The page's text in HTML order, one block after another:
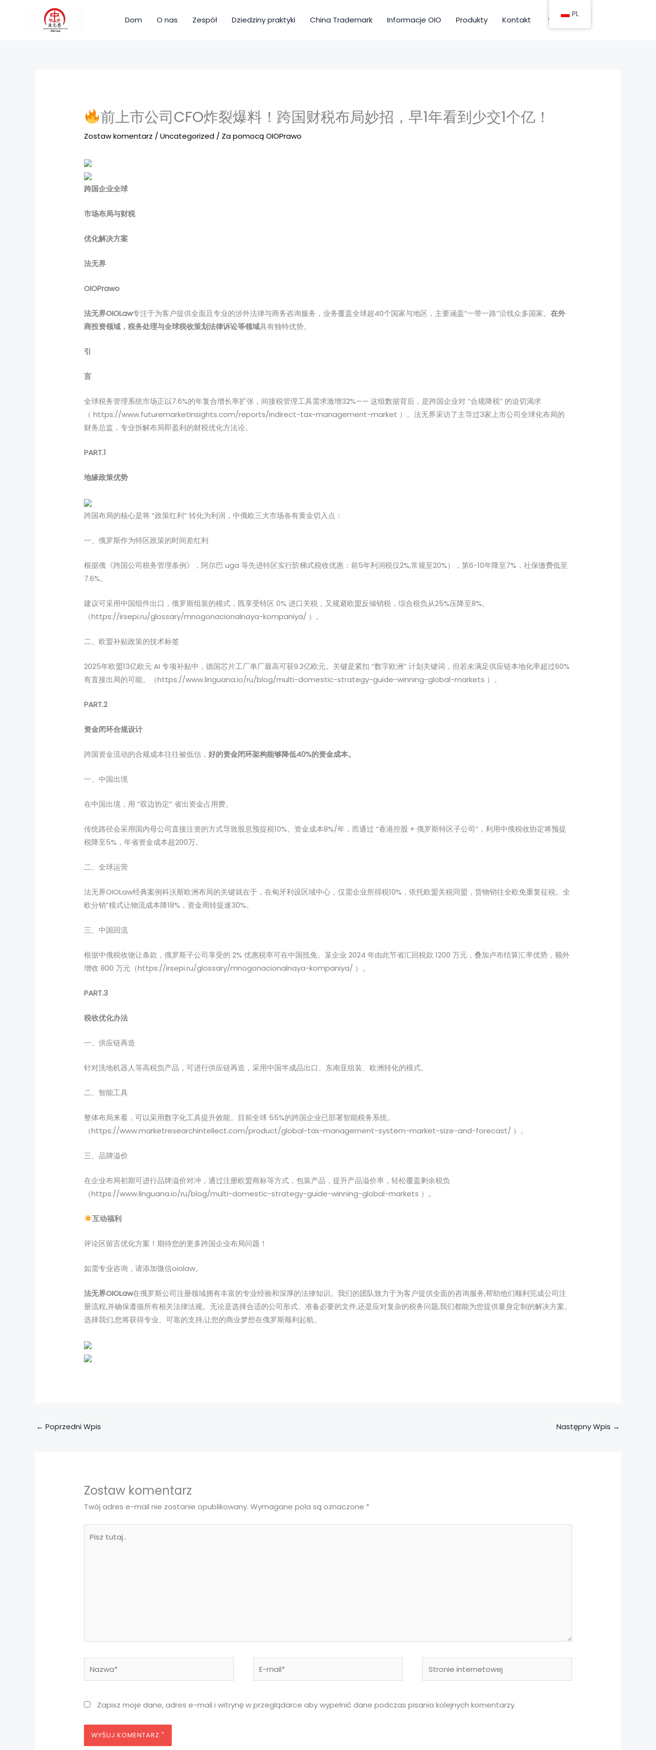
Dom O nas Zespół Dziedziny praktyki China Trademark Informacje OIO Produkty Kontakt
前上市公司CFO炸裂爆料！跨国财税布局妙招，早1年看到少交1个亿！
Zostaw komentarz /Uncategorized / Za pomocąOIOPrawo
跨国企业全球
市场布局与财税
优化解决方案
法无界
OIOPrawo
法无界OIOLaw专注于为客户提供全面且专业的涉外法律与商务咨询服务，业务覆盖全球超40个国家与地区，主要涵盖“一带一路”沿线众多国家。在外
商投资领域，税务处理与全球税收策划法律诉讼等领域具有独特优势。
引
言
全球税务管理系统市场正以7.6%的年复合增长率扩张，间接税管理工具需求激增32%—— 这组数据背后，是跨国企业对 “合规降税” 的迫切渴求
（ https://www.futuremarketinsights.com/reports/indirect-tax-management-market ）。法无界采访了主导过3家上市公司全球化布局的
财务总监，专业拆解布局即盈利的财税优化方法论。
PART.1
地缘政策优势
跨国布局的核心是将 “政策红利” 转化为利润，中俄欧三大市场各有黄金切入点：
一、俄罗斯作为特区政策的时间差红利
根据俄《跨国公司税务管理条例》，阿尔巴 uga 等先进特区实行阶梯式税收优惠：前5年利润税仅2%,常规至20%），第6-10年降至7%，社保缴费低至
7.6%。
建议可采用中国组件出口，俄罗斯组装的模式，既享受特区 0% 进口关税，又规避欧盟反倾销税，综合税负从25%压降至8%。
（https://irsepi.ru/glossary/mnogonacionalnaya-kompaniya/ ）。
二、欧盟补贴政策的技术标签
2025年欧盟13亿欧元 AI 专项补贴中，德国芯片工厂单厂最高可获9.2亿欧元。关键是紧扣 “数字欧洲” 计划关键词，但若未满足供应链本地化率超过60%
有直接出局的可能。（https://www.linguana.io/ru/blog/multi-domestic-strategy-guide-winning-global-markets ）。
PART.2
资金闭环合规设计
跨国资金流动的合规成本往往被低估，好的资金闭环架构能够降低40%的资金成本。
一、中国出境
在中国出境，用 “双边协定” 省出资金占用费。
传统路径会采用国内母公司直接注资的方式导致股息预提税10%、资金成本8%/年，而通过 “香港控股 + 俄罗斯特区子公司”，利用中俄税收协定将预提
税降至5%，年省资金成本超200万。
二、全球运营
法无界OIOLaw经典案例科沃斯欧洲布局的关键就在于，在匈牙利设区域中心，仅需企业所得税10%，依托欧盟关税同盟，货物销往全欧免重复征税。全
欧分销”模式让物流成本降18%，资金周转提速30%。
三、中国回流
根据中俄税收饶让条款，俄罗斯子公司享受的 2% 优惠税率可在中国抵免。某企业 2024 年由此节省汇回税款 1200 万元，叠加卢布结算汇率优势，额外
增收 800 万元（https://irsepi.ru/glossary/mnogonacionalnaya-kompaniya/ ）。
PART.3
税收优化办法
一、供应链再造
针对洗地机器人等高税负产品，可进行供应链再造，采用中国半成品出口、东南亚组装、欧洲转化的模式。
二、智能工具
整体布局来看，可以采用数字化工具提升效能。目前全球 55%的跨国企业已部署智能税务系统。
（https://www.marketresearchintellect.com/product/global-tax-management-system-market-size-and-forecast/ ）。
三、品牌溢价
在企业布局初期可进行品牌溢价对冲，通过注册欧盟商标等方式，包装产品，提升产品溢价率，轻松覆盖剩余税负
（https://www.linguana.io/ru/blog/multi-domestic-strategy-guide-winning-global-markets ）。
互动福利
评论区留言优化方案！期待您的更多跨国企业布局问题！
如需专业咨询，请添加微信oiolaw。
法无界OIOLaw在俄罗斯公司注册领域拥有丰富的专业经验和深厚的法律知识。我们的团队致力于为客户提供全面的咨询服务,帮助他们顺利完成公司注
册流程,并确保遵循所有相关法律法规。无论是选择合适的公司形式、准备必要的文件,还是应对复杂的税务问题,我们都能为您提供量身定制的解决方案。
选择我们,您将获得专业、可靠的支持,让您的商业梦想在俄罗斯顺利起航。
← Poprzedni Wpis Następny Wpis →
Zostaw komentarz
Twój adres e-mail nie zostanie opublikowany. Wymagane pola są oznaczone *
Zapisz moje dane, adres e-mail i witrynę w przeglądarce aby wypełnić dane podczas pisania kolejnych komentarzy.
PL